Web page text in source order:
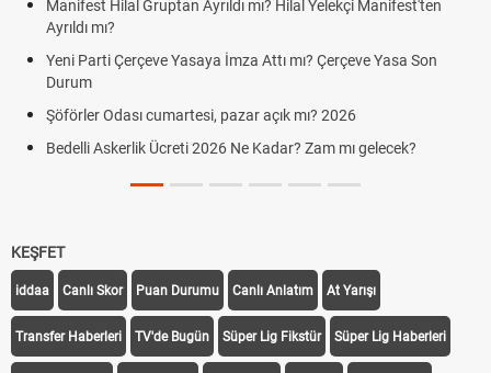
Manifest Hilal Gruptan Ayrıldı mı? Hilal Yelekçi Manifest'ten
Ayrıldı mı?
Yeni Parti Çerçeve Yasaya İmza Attı mı? Çerçeve Yasa Son
Durum
Şöförler Odası cumartesi, pazar açık mı? 2026
Bedelli Askerlik Ücreti 2026 Ne Kadar? Zam mı gelecek?
KEŞFET
iddaa Canlı Skor Puan Durumu Canlı Anlatım At Yarışı
Transfer Haberleri TV'de Bugün Süper Lig Fikstür Süper Lig Haberleri